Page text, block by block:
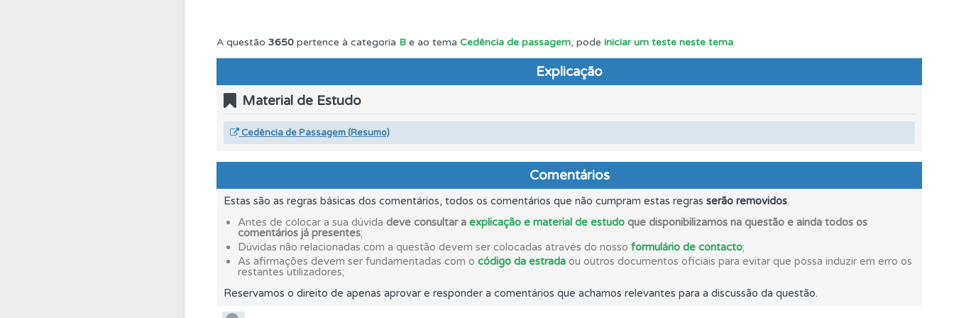
Consulte os comentários da questão quando tem dúvidas.
Questões Pode guardar uma questão colocando-a como favorita.
Crie uma conta para ter acesso às suas estatísticas em qualquer equipamento.
Ajuda Consulte a ajuda se tiver dúvidas relacionadas com a plataforma.
Conta Crie uma conta para não perder as suas estatísticas.
Perfil
A questão 3650 pertence à categoria B e ao tema Cedência de passagem, pode iniciar um teste neste tema.
Explicação
Material de Estudo
Cedência de Passagem (Resumo)
Comentários
Estas são as regras básicas dos comentários, todos os comentários que não cumpram estas regras serão removidos.
Antes de colocar a sua dúvida deve consultar a explicação e material de estudo que disponibilizamos na questão e ainda todos os
comentários já presentes;
Dúvidas não relacionadas com a questão devem ser colocadas através do nosso formulário de contacto;
As afirmações devem ser fundamentadas com o código da estrada ou outros documentos oficiais para evitar que possa induzir em erro os
restantes utilizadores;
Reservamos o direito de apenas aprovar e responder a comentários que achamos relevantes para a discussão da questão.